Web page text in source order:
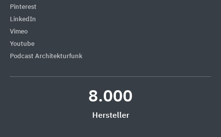
Pinterest
LinkedIn
Vimeo
Youtube
Podcast Architekturfunk
8.000
Hersteller